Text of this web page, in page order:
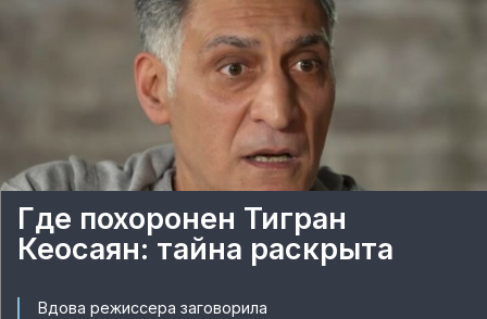
Где похоронен Тигран
Кеосаян: тайна раскрыта
Вдова режиссера заговорила